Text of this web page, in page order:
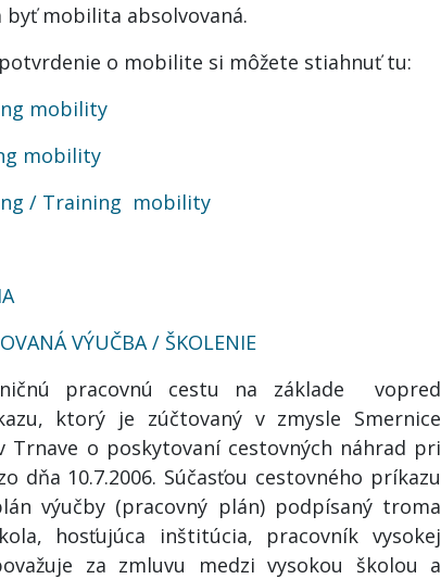
mobilita absolvovaná.
o mobilite si môžete stiahnuť tu:
mobility
mobility
/ Training mobility
VÝUČBA / ŠKOLENIE
pracovnú cestu na základe vopred
ktorý je zúčtovaný v zmysle Smernice
Trnave o poskytovaní cestovných náhrad pri
dňa 10.7.2006. Súčasťou cestovného príkazu
výučby (pracovný plán) podpísaný troma
hosťujúca inštitúcia, pracovník vysokej
za zmluvu medzi vysokou školou a